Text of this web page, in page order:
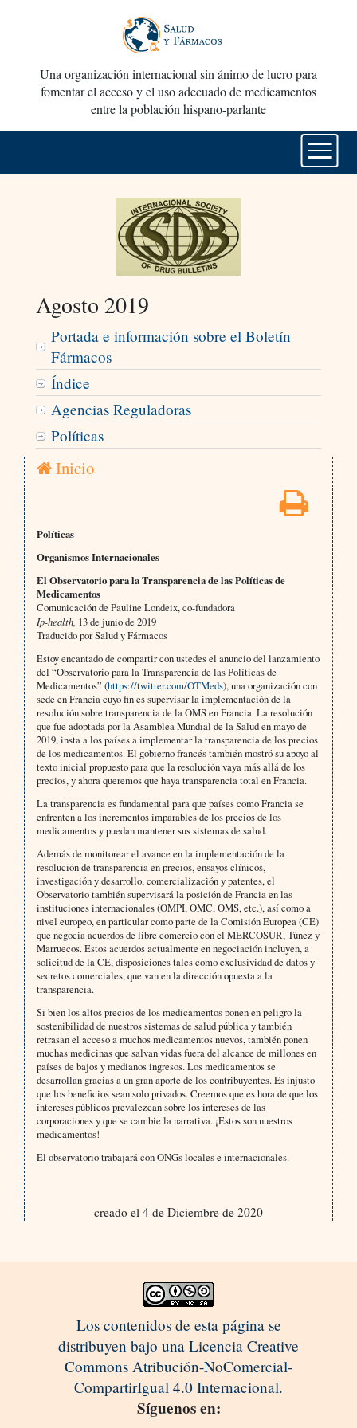
Una organización internacional sin ánimo de lucro para
fomentar el acceso y el uso adecuado de medicamentos
entre la población hispano-parlante
Agosto 2019
Portada e información sobre el Boletín
Fármacos
Índice
Agencias Reguladoras
Políticas
Inicio
Políticas
Organismos Internacionales
El Observatorio para la Transparencia de las Políticas de
Medicamentos
Comunicación de Pauline Londeix, co-fundadora
Ip-health, 13 de junio de 2019
Traducido por Salud y Fármacos
Estoy encantado de compartir con ustedes el anuncio del lanzamiento
del “Observatorio para la Transparencia de las Políticas de
Medicamentos” (https://twitter.com/OTMeds), una organización con
sede en Francia cuyo fin es supervisar la implementación de la
resolución sobre transparencia de la OMS en Francia. La resolución
que fue adoptada por la Asamblea Mundial de la Salud en mayo de
2019, insta a los países a implementar la transparencia de los precios
de los medicamentos. El gobierno francés también mostró su apoyo al
texto inicial propuesto para que la resolución vaya más allá de los
precios, y ahora queremos que haya transparencia total en Francia.
La transparencia es fundamental para que países como Francia se
enfrenten a los incrementos imparables de los precios de los
medicamentos y puedan mantener sus sistemas de salud.
Además de monitorear el avance en la implementación de la
resolución de transparencia en precios, ensayos clínicos,
investigación y desarrollo, comercialización y patentes, el
Observatorio también supervisará la posición de Francia en las
instituciones internacionales (OMPI, OMC, OMS, etc.), así como a
nivel europeo, en particular como parte de la Comisión Europea (CE)
que negocia acuerdos de libre comercio con el MERCOSUR, Túnez y
Marruecos. Estos acuerdos actualmente en negociación incluyen, a
solicitud de la CE, disposiciones tales como exclusividad de datos y
secretos comerciales, que van en la dirección opuesta a la
transparencia.
Si bien los altos precios de los medicamentos ponen en peligro la
sostenibilidad de nuestros sistemas de salud pública y también
retrasan el acceso a muchos medicamentos nuevos, también ponen
muchas medicinas que salvan vidas fuera del alcance de millones en
países de bajos y medianos ingresos. Los medicamentos se
desarrollan gracias a un gran aporte de los contribuyentes. Es injusto
que los beneficios sean solo privados. Creemos que es hora de que los
intereses públicos prevalezcan sobre los intereses de las
corporaciones y que se cambie la narrativa. ¡Estos son nuestros
medicamentos!
El observatorio trabajará con ONGs locales e internacionales.
creado el 4 de Diciembre de 2020
Los contenidos de esta página se
distribuyen bajo una Licencia Creative
Commons Atribución-NoComercial-
CompartirIgual 4.0 Internacional.
Síguenos en: